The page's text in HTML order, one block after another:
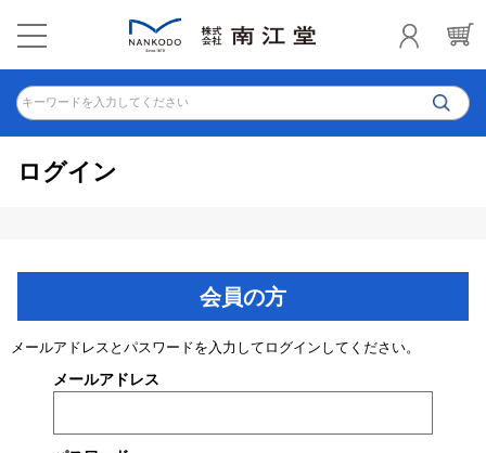
キーワードを入力してください
ログイン
会員の方
メールアドレスとパスワードを入力してログインしてください。
メールアドレス